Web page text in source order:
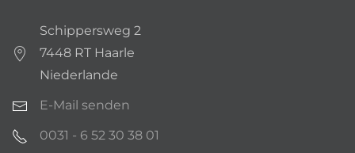
Schippersweg 2
7448 RT Haarle
Niederlande
E-Mail senden
0031 - 6 52 30 38 01